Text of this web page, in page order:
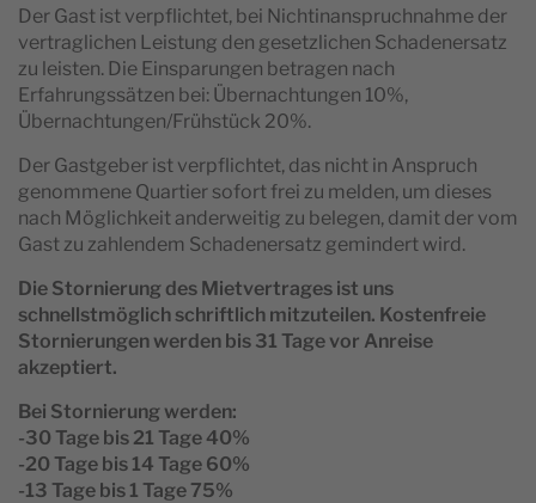
Der Gast ist verpflichtet, bei Nichtinanspruchnahme der
vertraglichen Leistung den gesetzlichen Schadenersatz
zu leisten. Die Einsparungen betragen nach
Erfahrungssätzen bei: Übernachtungen 10%,
Übernachtungen/Frühstück 20%.
Der Gastgeber ist verpflichtet, das nicht in Anspruch
genommene Quartier sofort frei zu melden, um dieses
nach Möglichkeit anderweitig zu belegen, damit der vom
Gast zu zahlendem Schadenersatz gemindert wird.
Die Stornierung des Mietvertrages ist uns
schnellstmöglich schriftlich mitzuteilen. Kostenfreie
Stornierungen werden bis 31 Tage vor Anreise
akzeptiert.
Bei Stornierung werden:
-30 Tage bis 21 Tage 40%
-20 Tage bis 14 Tage 60%
-13 Tage bis 1 Tage 75%